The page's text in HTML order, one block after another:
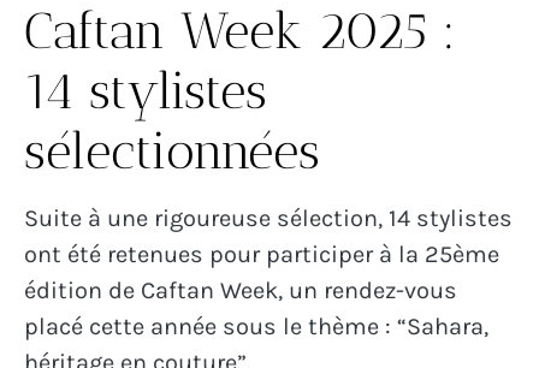
Caftan Week 2025 :
14 stylistes
sélectionnées
Suite à une rigoureuse sélection, 14 stylistes
ont été retenues pour participer à la 25ème
édition de Caftan Week, un rendez-vous
placé cette année sous le thème : “Sahara,